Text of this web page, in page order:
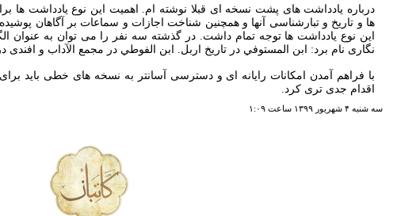
درباره يادداشت های پشت نسخه ای قبلا نوشته ام. اهميت اين نوع يادداشت ها
ها و تاريخ و تبارشناسی آنها و همچنين شناخت اجازات و سماعات بر آگاهان
اين نوع يادداشت ها توجه تمام داشت. در گذشته سه نفر را می توان به عنوان
نگاری نام برد: ابن المستوفي در تاريخ اربل. ابن الفوطي در مجمع الآداب و افندی
با فراهم آمدن امکانات رايانه ای و دسترسی آسانتر به نسخه های خطی بايد
اقدام جدی تری کرد.
سه شنبه ۴ شهريور ۱۳۹۹ ساعت ۱:۰۹